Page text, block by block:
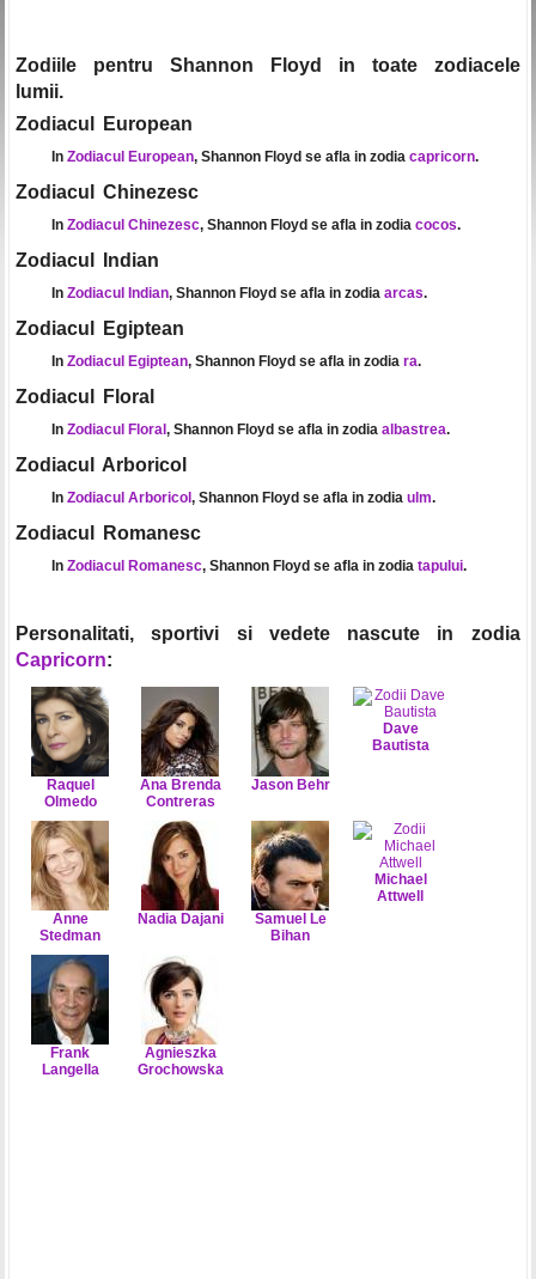
Zodiile pentru Shannon Floyd in toate zodiacele
lumii.
Zodiacul European
In Zodiacul European, Shannon Floyd se afla in zodia capricorn.
Zodiacul Chinezesc
In Zodiacul Chinezesc, Shannon Floyd se afla in zodia cocos.
Zodiacul Indian
In Zodiacul Indian, Shannon Floyd se afla in zodia arcas.
Zodiacul Egiptean
In Zodiacul Egiptean, Shannon Floyd se afla in zodia ra.
Zodiacul Floral
In Zodiacul Floral , Shannon Floyd se afla in zodia albastrea.
Zodiacul Arboricol
In Zodiacul Arboricol , Shannon Floyd se afla in zodia ulm.
Zodiacul Romanesc
In Zodiacul Romanesc, Shannon Floyd se afla in zodia tapului.
Personalitati, sportivi si vedete nascute in zodia
Capricorn:
Raquel
Olmedo
Ana Brenda
Contreras
Jason Behr
Dave
Bautista
Anne
Stedman
Nadia Dajani
Samuel Le
Bihan
Michael
Attwell
Frank
Langella
Agnieszka
Grochowska